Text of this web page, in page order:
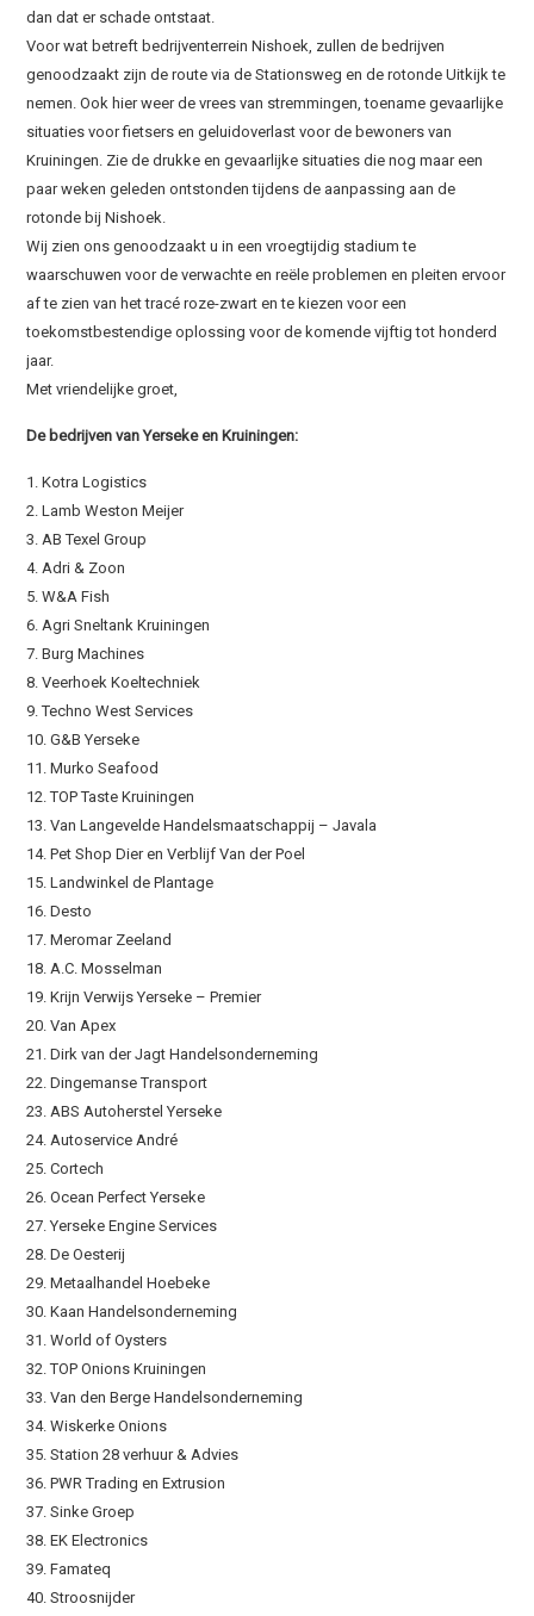
dan dat er schade ontstaat.
Voor wat betreft bedrijventerrein Nishoek, zullen de bedrijven
genoodzaakt zijn de route via de Stationsweg en de rotonde Uitkijk te
nemen. Ook hier weer de vrees van stremmingen, toename gevaarlijke
situaties voor fietsers en geluidoverlast voor de bewoners van
Kruiningen. Zie de drukke en gevaarlijke situaties die nog maar een
paar weken geleden ontstonden tijdens de aanpassing aan de
rotonde bij Nishoek.
Wij zien ons genoodzaakt u in een vroegtijdig stadium te
waarschuwen voor de verwachte en reële problemen en pleiten ervoor
af te zien van het tracé roze-zwart en te kiezen voor een
toekomstbestendige oplossing voor de komende vijftig tot honderd
jaar.
Met vriendelijke groet,
De bedrijven van Yerseke en Kruiningen:
1. Kotra Logistics
2. Lamb Weston Meijer
3. AB Texel Group
4. Adri & Zoon
5. W&A Fish
6. Agri Sneltank Kruiningen
7. Burg Machines
8. Veerhoek Koeltechniek
9. Techno West Services
10. G&B Yerseke
11. Murko Seafood
12. TOP Taste Kruiningen
13. Van Langevelde Handelsmaatschappij – Javala
14. Pet Shop Dier en Verblijf Van der Poel
15. Landwinkel de Plantage
16. Desto
17. Meromar Zeeland
18. A.C. Mosselman
19. Krijn Verwijs Yerseke – Premier
20. Van Apex
21. Dirk van der Jagt Handelsonderneming
22. Dingemanse Transport
23. ABS Autoherstel Yerseke
24. Autoservice André
25. Cortech
26. Ocean Perfect Yerseke
27. Yerseke Engine Services
28. De Oesterij
29. Metaalhandel Hoebeke
30. Kaan Handelsonderneming
31. World of Oysters
32. TOP Onions Kruiningen
33. Van den Berge Handelsonderneming
34. Wiskerke Onions
35. Station 28 verhuur & Advies
36. PWR Trading en Extrusion
37. Sinke Groep
38. EK Electronics
39. Famateq
40. Stroosnijder